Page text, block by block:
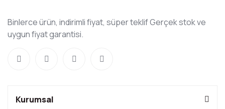
Binlerce ürün, indirimli fiyat, süper teklif Gerçek stok ve
uygun fiyat garantisi.
Kurumsal